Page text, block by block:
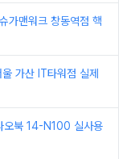
가맨워크 창동역점 핵
가산 IT타워점 실제
오북 14-N100 실사용